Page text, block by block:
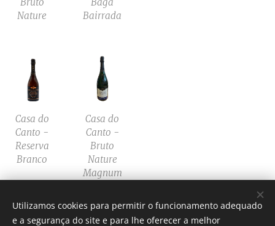
Nature
Bairrada
Casa do
Canto -
Reserva
Branco
Casa do
Canto -
Bruto
Nature
Magnum
Utilizamos cookies para permitir o funcionamento adequado
e a segurança do site e para lhe oferecer a melhor